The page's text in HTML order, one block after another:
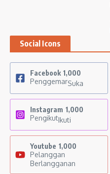
Social Icons
Facebook 1,000
PenggemarSuka
Instagram 1,000
PengikutIkuti
Youtube 1,000
Pelanggan
Berlangganan